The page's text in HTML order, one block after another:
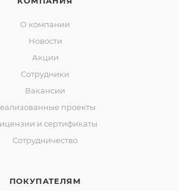
О компании
Новости
Акции
Сотрудники
Вакансии
проекты
и сертификаты
Сотрудничество
ПОКУПАТЕЛЯМ